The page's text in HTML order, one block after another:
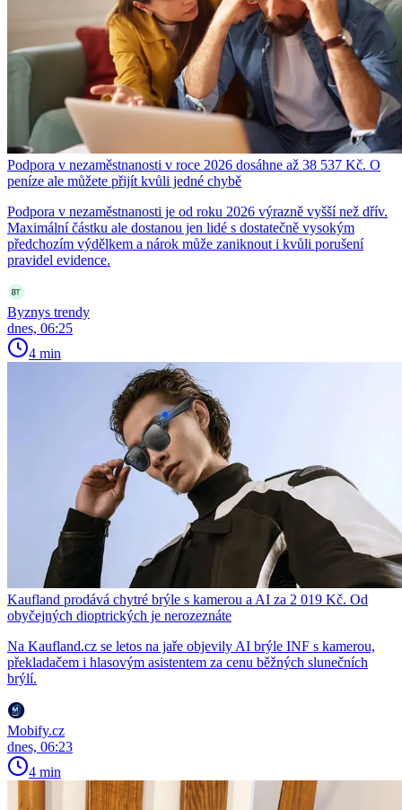
Podpora v nezaměstnanosti v roce 2026 dosáhne až 38 537 Kč. O
peníze ale můžete přijít kvůli jedné chybě
Podpora v nezaměstnanosti je od roku 2026 výrazně vyšší než dřív.
Maximální částku ale dostanou jen lidé s dostatečně vysokým
předchozím výdělkem a nárok může zaniknout i kvůli porušení
pravidel evidence.
Byznys trendy
dnes, 06:25
4 min
Kaufland prodává chytré brýle s kamerou a AI za 2 019 Kč. Od
obyčejných dioptrických je nerozeznáte
Na Kaufland.cz se letos na jaře objevily AI brýle INF s kamerou,
překladačem i hlasovým asistentem za cenu běžných slunečních
brýlí.
Mobify.cz
dnes, 06:23
4 min